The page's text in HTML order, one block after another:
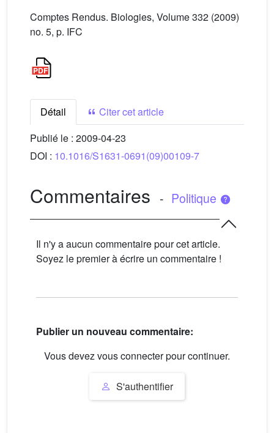
Comptes Rendus. Biologies, Volume 332 (2009)
no. 5, p. IFC
Détail
Citer cet article
Publié le : 2009-04-23
DOI : 10.1016/S1631-0691(09)00109-7
Commentaires - Politique
Il n'y a aucun commentaire pour cet article.
Soyez le premier à écrire un commentaire !
Publier un nouveau commentaire:
Vous devez vous connecter pour continuer.
S'authentifier